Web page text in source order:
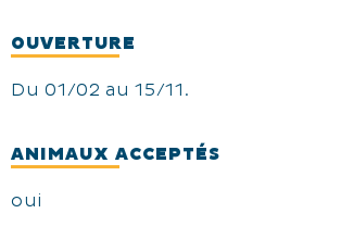
OUVERTURE
Du 01/02 au 15/11.
ANIMAUX ACCEPTÉS
oui